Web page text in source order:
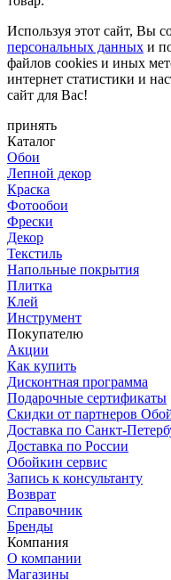
Используя этот сайт, Вы
персональных данных и
файлов cookies и иных
интернет статистики и
сайт для Вас!
принять
Каталог
Обои
Лепной декор
Краска
Фотообои
Фрески
Декор
Текстиль
Напольные покрытия
Плитка
Клей
Инструмент
Покупателю
Акции
Как купить
Дисконтная программа
Подарочные сертификаты
Скидки от партнеров
Доставка по Санкт-
Доставка по России
Обойкин сервис
Запись к консультанту
Возврат
Справочник
Бренды
Компания
О компании
Магазины